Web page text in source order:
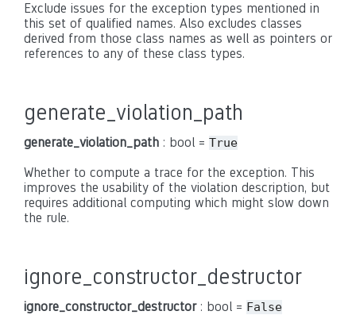
Exclude issues for the exception types mentioned in
this set of qualified names. Also excludes classes
derived from those class names as well as pointers or
references to any of these class types.
generate_violation_path
generate_violation_path : bool = True
Whether to compute a trace for the exception. This
improves the usability of the violation description, but
requires additional computing which might slow down
the rule.
ignore_constructor_destructor
ignore_constructor_destructor: bool = False